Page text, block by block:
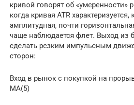
кривой говорят об «умеренности»
когда кривая ATR характеризуется,
амплитудная, почти
чаще наблюдается флет. Выход из
сделать резким импульсным
сторон:
Вход в рынок с покупкой на
МА(5)